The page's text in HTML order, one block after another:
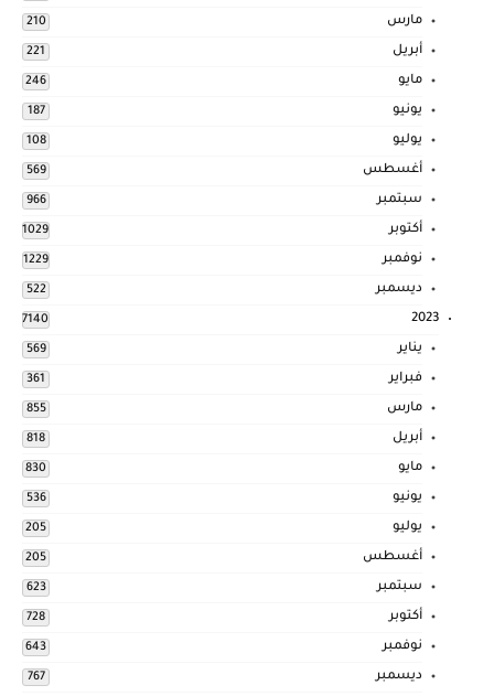
مارس 210
أبريل 221
مايو 246
يونيو 187
يوليو 108
أغسطس 569
سبتمبر 966
أكتوبر 1029
نوفمبر 1229
ديسمبر 522
2023
7140
يناير 569
فبراير 361
مارس 855
أبريل 818
مايو 830
يونيو 536
يوليو 205
أغسطس 205
سبتمبر 623
أكتوبر 728
نوفمبر 643
ديسمبر 767